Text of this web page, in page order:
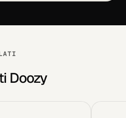
Doozy